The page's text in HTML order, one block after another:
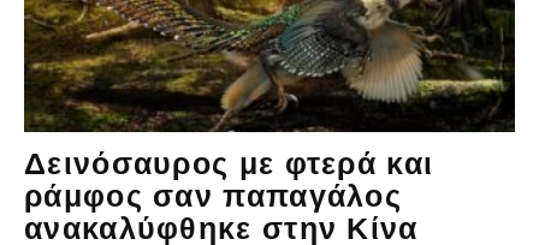
Δεινόσαυρος με φτερά και
ράμφος σαν παπαγάλος
ανακαλύφθηκε στην Κίνα